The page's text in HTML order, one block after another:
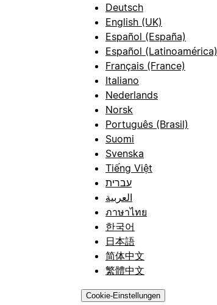
Deutsch
English (UK)
Español (España)
Español (Latinoamérica)
Français (France)
Italiano
Nederlands
Norsk
Português (Brasil)
Suomi
Svenska
Tiếng Việt
עברית
العربية
ภาษาไทย
한국어
日本語
简体中文
繁體中文
Cookie-Einstellungen